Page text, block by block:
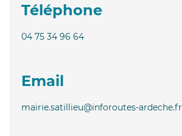
Téléphone
04 75 34 96 64
Email
mairie.satillieu@inforoutes-ardeche.fr